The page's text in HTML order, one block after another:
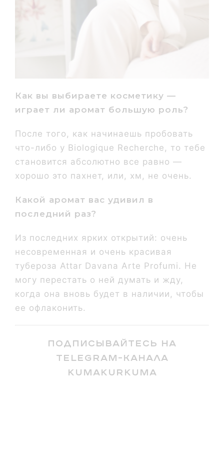
Как вы выбираете косметику —
играет ли аромат большую роль?
После того, как начинаешь пробовать
что-либо у Biologique Recherche, то тебе
становится абсолютно все равно —
хорошо это пахнет, или, хм, не очень.
Какой аромат вас удивил в
последний раз?
Из последних ярких открытий: очень
несовременная и очень красивая
тубероза Attar Davana Arte Profumi. Не
могу перестать о ней думать и жду,
когда она вновь будет в наличии, чтобы
ее офлаконить.
Подписывайтесь на
Telegram-канала
Kumakurkuma